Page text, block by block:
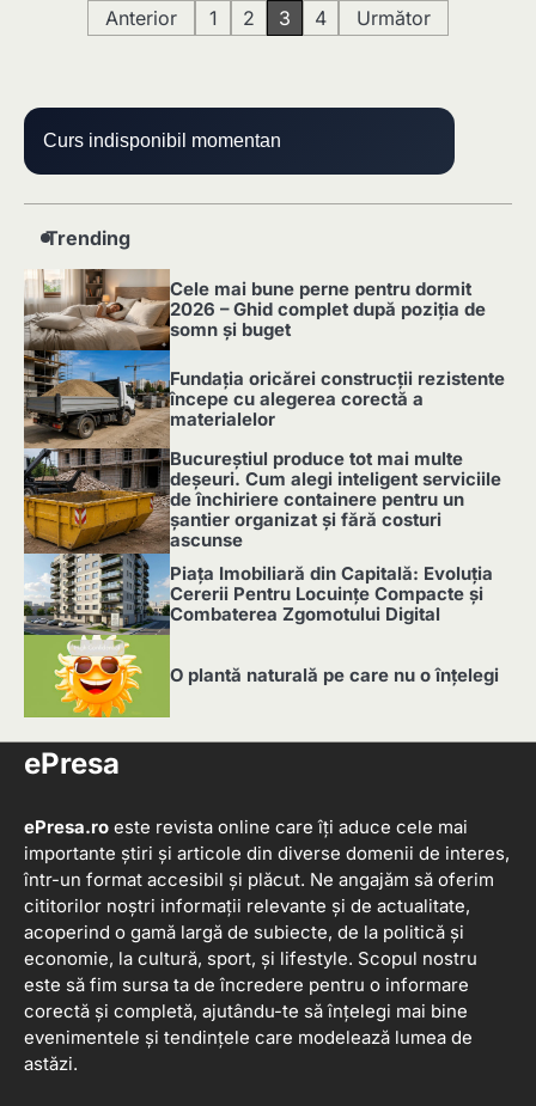
Paginație
Anterior 1 2 3 4 Următor
Curs indisponibil momentan
Trending
1
Cele mai bune perne pentru dormit
2026 – Ghid complet după poziția de
somn și buget
2
Fundația oricărei construcții rezistente
începe cu alegerea corectă a
materialelor
3
Bucureștiul produce tot mai multe
deșeuri. Cum alegi inteligent serviciile
de închiriere containere pentru un
șantier organizat și fără costuri
ascunse
4
Piața Imobiliară din Capitală: Evoluția
Cererii Pentru Locuințe Compacte și
Combaterea Zgomotului Digital
5
O plantă naturală pe care nu o înțelegi
ePresa
ePresa.ro este revista online care îți aduce cele mai
importante știri și articole din diverse domenii de interes,
într-un format accesibil și plăcut. Ne angajăm să oferim
cititorilor noștri informații relevante și de actualitate,
acoperind o gamă largă de subiecte, de la politică și
economie, la cultură, sport, și lifestyle. Scopul nostru
este să fim sursa ta de încredere pentru o informare
corectă și completă, ajutându-te să înțelegi mai bine
evenimentele și tendințele care modelează lumea de
astăzi.